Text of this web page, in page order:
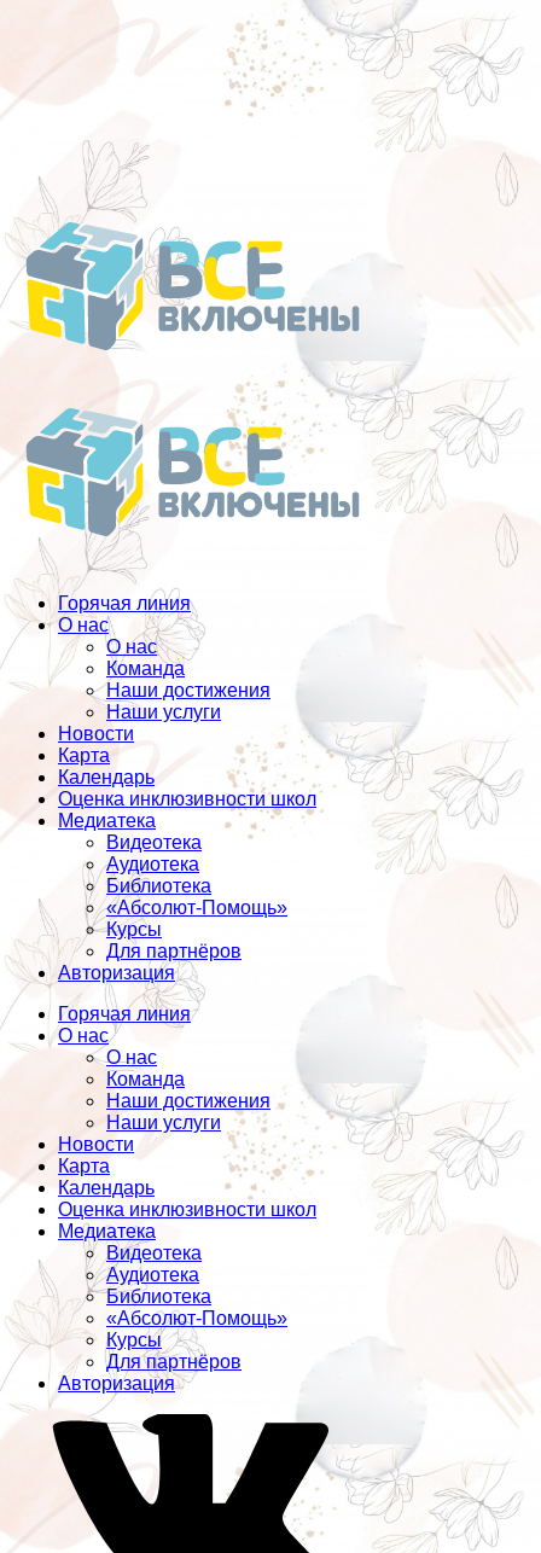
Перейти
к
содержанию
Горячая линия
О нас
О нас
Команда
Наши достижения
Наши услуги
Новости
Карта
Календарь
Оценка инклюзивности школ
Медиатека
Видеотека
Аудиотека
Библиотека
«Абсолют-Помощь»
Курсы
Для партнёров
Авторизация
Горячая линия
О нас
О нас
Команда
Наши достижения
Наши услуги
Новости
Карта
Календарь
Оценка инклюзивности школ
Медиатека
Видеотека
Аудиотека
Библиотека
«Абсолют-Помощь»
Курсы
Для партнёров
Авторизация